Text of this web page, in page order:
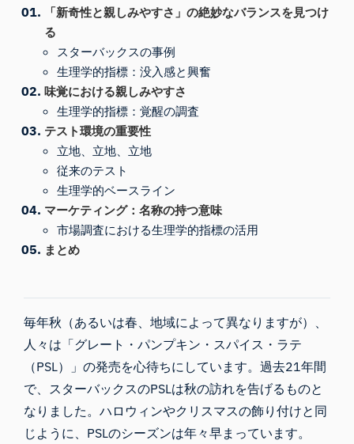
「新奇性と親しみやすさ」の絶妙なバランスを見つけ
る
スターバックスの事例
生理学的指標：没入感と興奮
味覚における親しみやすさ
生理学的指標：覚醒の調査
テスト環境の重要性
立地、立地、立地
従来のテスト
生理学的ベースライン
マーケティング：名称の持つ意味
市場調査における生理学的指標の活用
まとめ
毎年秋（あるいは春、地域によって異なりますが）、
人々は「グレート・パンプキン・スパイス・ラテ
（PSL）」の発売を心待ちにしています。過去21年間
で、スターバックスのPSLは秋の訪れを告げるものと
なりました。ハロウィンやクリスマスの飾り付けと同
じように、PSLのシーズンは年々早まっています。